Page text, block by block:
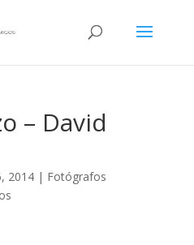
– David
2014| Fotógrafos